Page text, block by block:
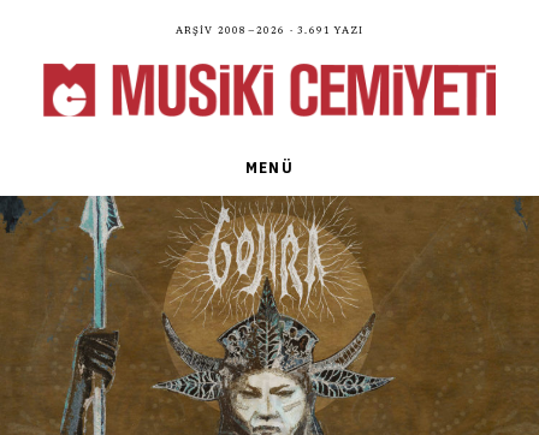
Arşiv 2008—2026 · 3.691 yazı
MENÜ